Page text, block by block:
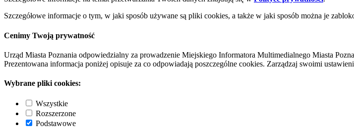
Szczegółowe informacje o tym, w jaki sposób używane są pliki cookies, a także w jaki sposób można je
Cenimy Twoją prywatność
Urząd Miasta Poznania odpowiedzialny za prowadzenie Miejskiego Informatora Multimedialnego Miasta
Prezentowana informacja poniżej opisuje za co odpowiadają poszczególne cookies. Zarządzaj swoimi
Wybrane pliki cookies:
Wszystkie
Rozszerzone
Podstawowe